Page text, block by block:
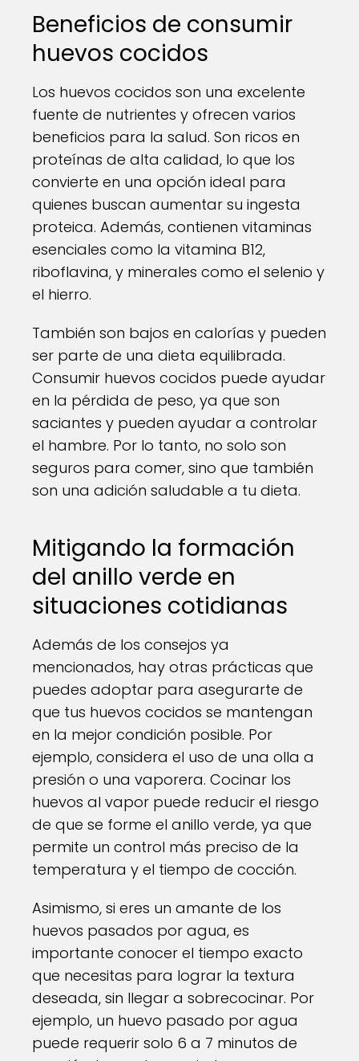
Beneficios de consumir
huevos cocidos
Los huevos cocidos son una excelente
fuente de nutrientes y ofrecen varios
beneficios para la salud. Son ricos en
proteínas de alta calidad, lo que los
convierte en una opción ideal para
quienes buscan aumentar su ingesta
proteica. Además, contienen vitaminas
esenciales como la vitamina B12,
riboflavina, y minerales como el selenio y
el hierro.
También son bajos en calorías y pueden
ser parte de una dieta equilibrada.
Consumir huevos cocidos puede ayudar
en la pérdida de peso, ya que son
saciantes y pueden ayudar a controlar
el hambre. Por lo tanto, no solo son
seguros para comer, sino que también
son una adición saludable a tu dieta.
Mitigando la formación
del anillo verde en
situaciones cotidianas
Además de los consejos ya
mencionados, hay otras prácticas que
puedes adoptar para asegurarte de
que tus huevos cocidos se mantengan
en la mejor condición posible. Por
ejemplo, considera el uso de una olla a
presión o una vaporera. Cocinar los
huevos al vapor puede reducir el riesgo
de que se forme el anillo verde, ya que
permite un control más preciso de la
temperatura y el tiempo de cocción.
Asimismo, si eres un amante de los
huevos pasados por agua, es
importante conocer el tiempo exacto
que necesitas para lograr la textura
deseada, sin llegar a sobrecocinar. Por
ejemplo, un huevo pasado por agua
puede requerir solo 6 a 7 minutos de